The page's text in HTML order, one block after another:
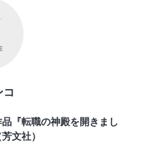
コ
『転職の神殿を開きまし
芳文社）